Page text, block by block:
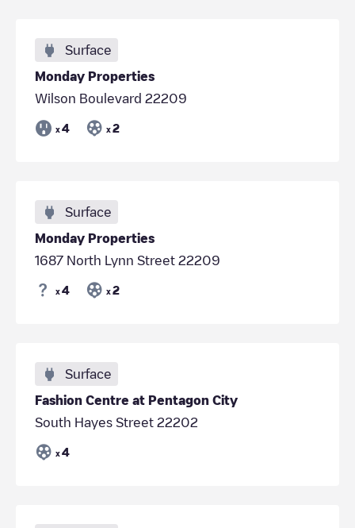
Surface
Monday Properties
Wilson Boulevard 22209
x 4 x 2
Surface
Monday Properties
1687 North Lynn Street 22209
x 4 x 2
Surface
Fashion Centre at Pentagon City
South Hayes Street 22202
x 4